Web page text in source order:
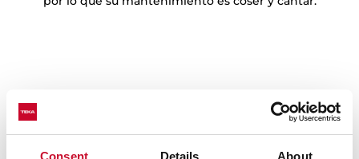
Consent Details About